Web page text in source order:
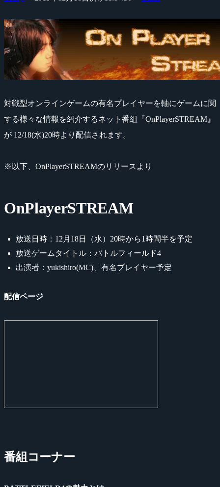
対戦型オンラインゲームの有名プレイヤーを軸にゲームに関
する様々な情報を紹介するネット番組『OnPlayerSTREAM』
が 12/18(水)20時より配信されます。
※以下、OnPlayerSTREAMのリリースより
OnPlayerSTREAM
放送日時：12月18日（水）20時から1時間半を予定
放送ゲームタイトル：バトルフィールド4
出演者：yukishiro(MC)、有名プレイヤー予定
配信ページ
番組コーナー